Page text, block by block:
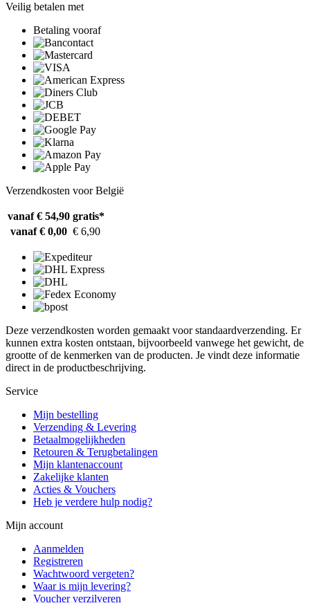
Veilig betalen met
Betaling vooraf
Verzendkosten voor België
vanaf € 54,90 gratis*
vanaf € 0,00 € 6,90
Deze verzendkosten worden gemaakt voor standaardverzending. Er
kunnen extra kosten ontstaan, bijvoorbeeld vanwege het gewicht, de
grootte of de kenmerken van de producten. Je vindt deze informatie
direct in de productbeschrijving.
Service
Mijn bestelling
Verzending & Levering
Betaalmogelijkheden
Retouren & Terugbetalingen
Mijn klantenaccount
Zakelijke klanten
Acties & Vouchers
Heb je verdere hulp nodig?
Mijn account
Aanmelden
Registreren
Wachtwoord vergeten?
Waar is mijn levering?
Voucher verzilveren